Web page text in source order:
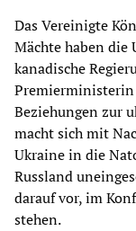
Das Vereinigte
Mächte haben die
kanadische
Beziehungen zur
macht sich mit
Ukraine in die
Russland
darauf vor, im
stehen.